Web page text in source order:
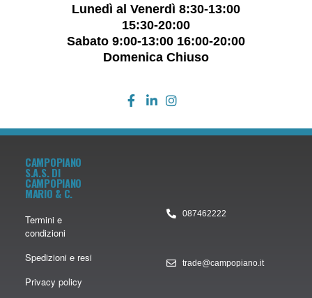
Lunedì al Venerdì 8:30-13:00
15:30-20:00
Sabato 9:00-13:00 16:00-20:00
Domenica Chiuso
CAMPOPIANO
S.A.S. DI
CAMPOPIANO
MARIO & C.
Termini e
condizioni
Spedizioni e resi
Privacy policy
087462222
trade@campopiano.it